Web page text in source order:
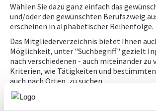
KONTAKT
PRÜFING
Wählen Sie dazu ganz einfach das
und/oder den gewünschten Berufszweig
erscheinen in alphabetischer Reihenfolge.
Das Mitgliederverzeichnis bietet Ihnen
Möglichkeit, unter "Suchbegriff" gezielt
nach verschiedenen - auch miteinander zu
Kriterien, wie Tätigkeiten und
auch nach Orten, zu suchen.
Anmerkung: die unten auszuwählenden
Berufszweige haben keinen